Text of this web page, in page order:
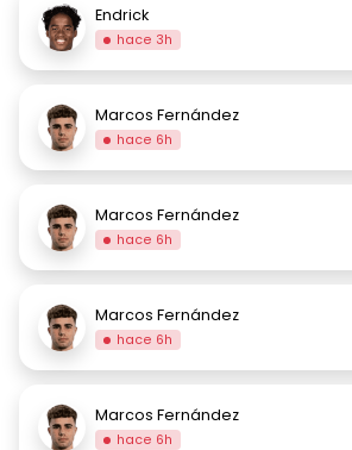
Endrick
hace 3h
Marcos Fernández
hace 6h
Marcos Fernández
hace 6h
Marcos Fernández
hace 6h
Marcos Fernández
hace 6h